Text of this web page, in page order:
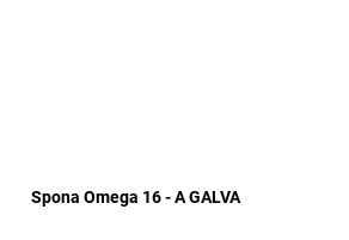
Spona Omega 16 - A GALVA